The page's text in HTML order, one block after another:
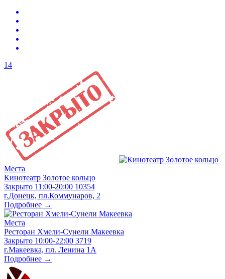
14
Места
Кинотеатр Золотое кольцо
Закрыто 11:00-20:00 10354
г.Донецк, пл.Коммунаров, 2
Подробнее →
Места
Ресторан Хмели-Сунели Макеевка
Закрыто 10:00-22:00 3719
г.Макеевка, пл. Ленина 1А
Подробнее →